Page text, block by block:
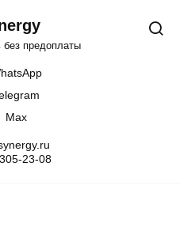
без предоплаты
Max
23-08